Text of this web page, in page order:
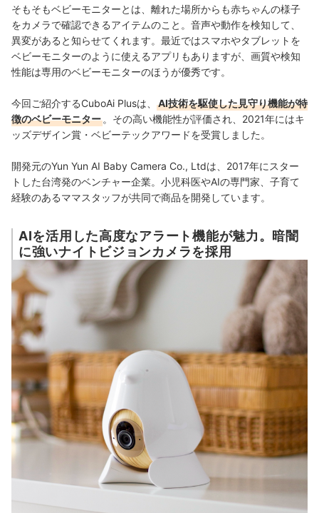
そもそもベビーモニターとは、離れた場所からも赤ちゃんの様子
をカメラで確認できるアイテムのこと。音声や動作を検知して、
異変があると知らせてくれます。最近ではスマホやタブレットを
ベビーモニターのように使えるアプリもありますが、画質や検知
性能は専用のベビーモニターのほうが優秀です。
今回ご紹介するCuboAi Plusは、
AI技術を駆使した見守り機能が特
徴のベビーモニター 。 その高い機能性が評価され、2021年にはキ
ッズデザイン賞・ベビーテックアワードを受賞しました。
開発元のYun Yun AI Baby Camera Co., Ltdは、2017年にスター
トした台湾発のベンチャー企業。 小児科医やAIの専門家、子育て
経験のあるママスタッフが共同で商品を開発しています。
AIを活用した高度なアラート機能が魅力。暗闇
に強いナイトビジョンカメラを採用